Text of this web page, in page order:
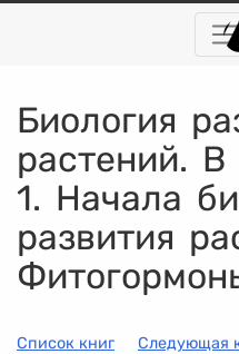
Биология
растений.
1. Начала
развития
Список книг Следующая